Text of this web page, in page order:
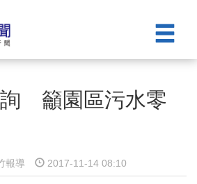
籲園區污水零
報導 2017-11-14 08:10